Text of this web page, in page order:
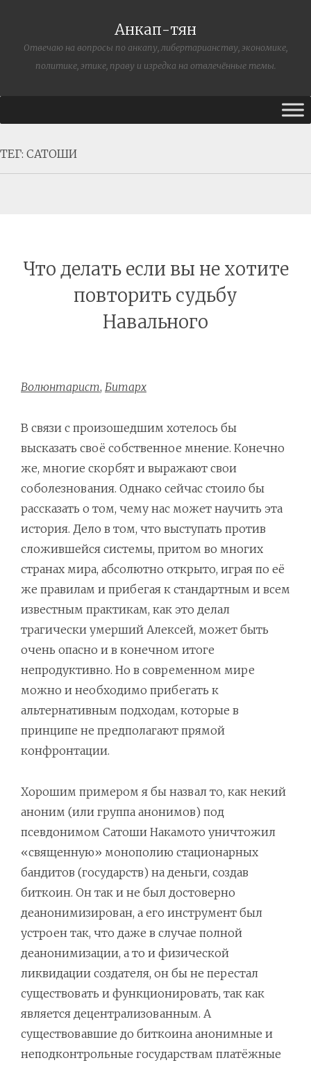
Анкап-тян
Отвечаю на вопросы по анкапу, либертарианству, экономике,
политике, этике, праву и изредка на отвлечённые темы.
ТЕГ: САТОШИ
Что делать если вы не хотите
повторить судьбу
Навального
Волюнтарист, Битарх
В связи с произошедшим хотелось бы
высказать своё собственное мнение. Конечно
же, многие скорбят и выражают свои
соболезнования. Однако сейчас стоило бы
рассказать о том, чему нас может научить эта
история. Дело в том, что выступать против
сложившейся системы, притом во многих
странах мира, абсолютно открыто, играя по её
же правилам и прибегая к стандартным и всем
известным практикам, как это делал
трагически умерший Алексей, может быть
очень опасно и в конечном итоге
непродуктивно. Но в современном мире
можно и необходимо прибегать к
альтернативным подходам, которые в
принципе не предполагают прямой
конфронтации.
Хорошим примером я бы назвал то, как некий
аноним (или группа анонимов) под
псевдонимом Сатоши Накамото уничтожил
«священную» монополию стационарных
бандитов (государств) на деньги, создав
биткоин. Он так и не был достоверно
деанонимизирован, а его инструмент был
устроен так, что даже в случае полной
деанонимизации, а то и физической
ликвидации создателя, он бы не перестал
существовать и функционировать, так как
является децентрализованным. А
существовавшие до биткоина анонимные и
неподконтрольные государствам платёжные